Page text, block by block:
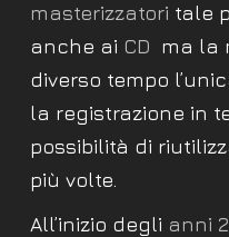
masterizzatori tale
anche ai CD ma la
diverso tempo
la registrazione in
possibilità di
più volte.
All’inizio degli anni